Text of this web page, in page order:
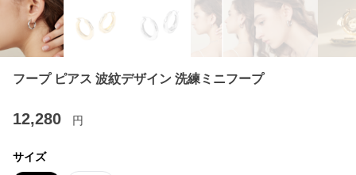
フープ ピアス 波紋デザイン 洗練ミニフープ
12,280 円
サイズ